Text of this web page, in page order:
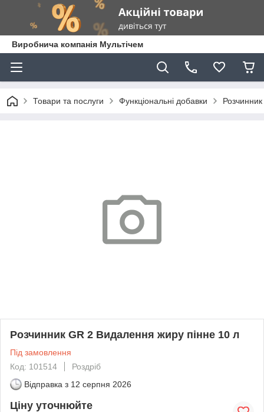
Виробнича компанія Мультічем
Товари та послуги Функціональні добавки
Розчинник GR 2 Видалення жиру пінне 10 л
Під замовлення
Код: 101514
Роздріб
Відправка з 12 серпня 2026
Ціну уточнюйте